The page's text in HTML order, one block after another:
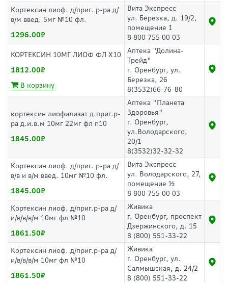
Кортексин лиоф. д/приг. р-ра д/
в/м введ. 5мг №10 фл.
1296.00
Вита Экспресс
ул. Березка, д. 19/2,
помещение 1
8 800 755 00 03
КОРТЕКСИН 10МГ ЛИОФ ФЛ Х10
1812.00
В корзину
Аптека "Долина-
Трейд"
г. Оренбург, ул.
Березка, 26
8(3532)66-76-80
кортексин лиофилизат д.приг.р-
ра д.и.в.м 10мг 22мг фл n10
1845.00
Аптека "Планета
Здоровья"
г. Оренбург,
ул.Володарского,
20/1
8(3532)32-32-32
Кортексин лиоф. д/приг. р-ра д/
в/в и в/м введ. 10мг №10 фл.
1845.00
Вита Экспресс
ул. Володарского, 27,
помещение ½
8 800 755 00 03
Кортексин лиоф. д/приг.р-ра д/
и/в/в/в/м 10мг фл №10
1861.50
Живика
г. Оренбург, проспект
Дзержинского, д. 15
8 (800) 551-33-22
Кортексин лиоф. д/приг.р-ра д/
и/в/в/в/м 10мг фл №10
1861.50
Живика
г. Оренбург, ул.
Салмышская, д. 24/2
8 (800) 551-33-22